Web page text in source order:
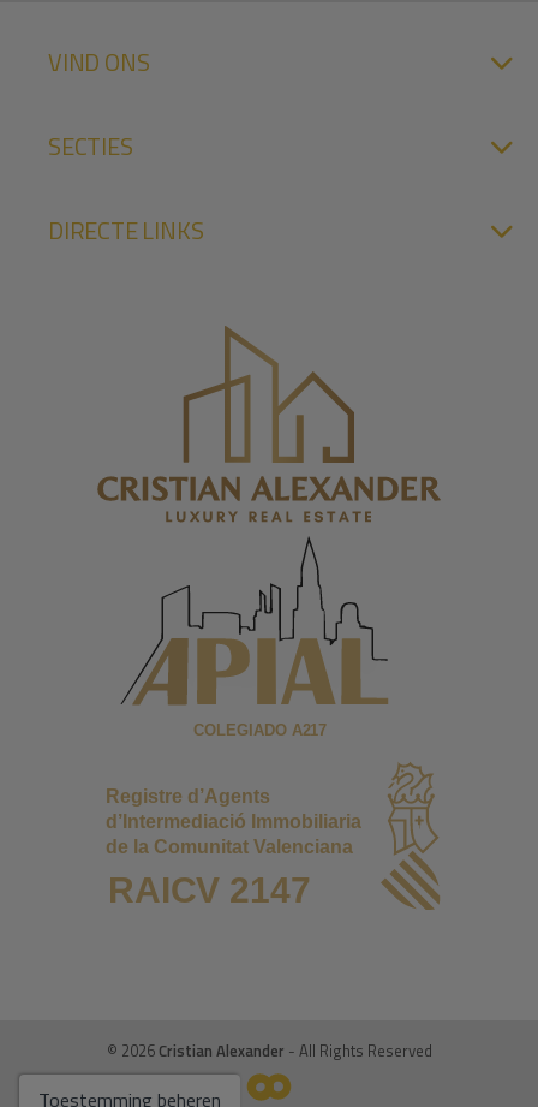
VIND ONS
SECTIES
DIRECTE LINKS
© 2026 Cristian Alexander - All Rights Reserved
Toestemming beheren